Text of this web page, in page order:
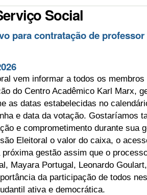
Social
para contratação de
vem informar a todos os
do Centro Acadêmico Karl Marx,
as datas estabelecidas no
e data da votação. Gostaríamos
e comprometimento durante sua
Eleitoral o valor do caixa, o
gestão assim que o
Mayara Portugal, Leonardo
da participação de todos
ativa e democrática.